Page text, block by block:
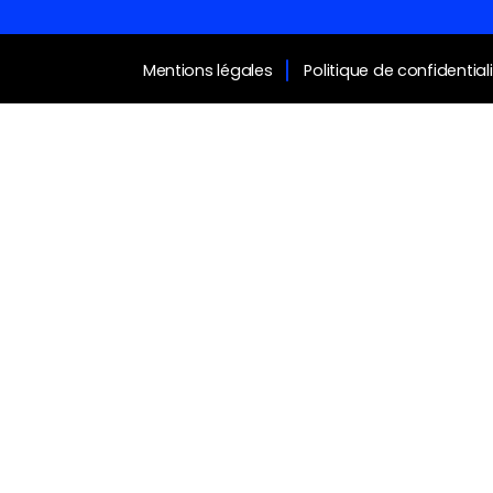
Mentions légales Politique de